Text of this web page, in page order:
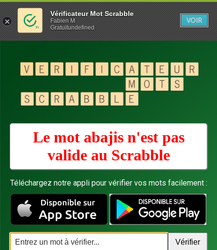
Le mot abajis n'est pas
valide au Scrabble
Téléchargez notre appli pour vérifier vos mots facilement :
Vérificateur Mot Scrabble
Fabien M
Gratuitundefined
VOIR